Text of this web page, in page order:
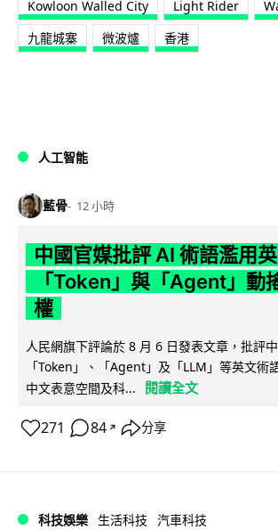
Kowloon Walled City
Light Rider
九龍城寨
微波爐 香港
人工智能
藍骨 12 小時
中國官媒批評 AI 術語濫用
「Token」與「Agent」動
權
人民網旗下評論於 8 月 6 日發表文章，批評
「Token」、「Agent」及「LLM」等英文術
中文表意空間及科...
閱讀全文
271 84 ↗ 分享
科技娛樂 生活科技 汽車科技